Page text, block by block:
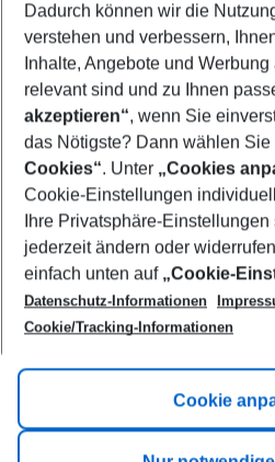
Who will travel
2 adults No children
Show more
Footer
Footer navigation
Title A
Link A
Dadurch können wir die
verstehen und verbessern,
Inhalte, Angebote und
relevant sind und zu Ihnen
akzeptieren“, wenn Sie
das Nötigste? Dann wählen Sie
Cookies“. Unter „Cookies
Cookie-Einstellungen
Ihre Privatsphäre-
jederzeit ändern oder
einfach unten auf „Cookie-
Datenschutz-Informationen
Cookie/Tracking-Informationen
Cookie